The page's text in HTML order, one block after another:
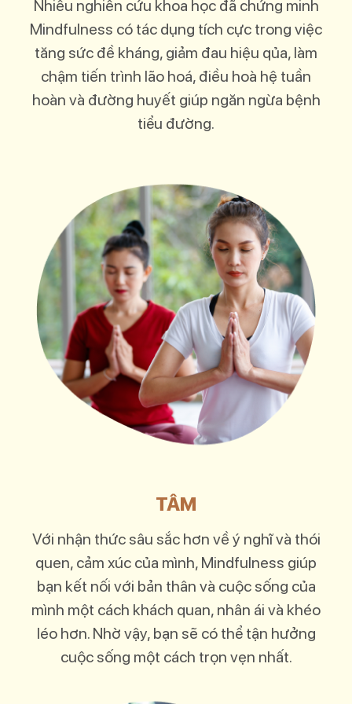
Nhiều nghiên cứu khoa học đã chứng minh
Mindfulness có tác dụng tích cực trong việc
tăng sức đề kháng, giảm đau hiệu qủa, làm
chậm tiến trình lão hoá, điều hoà hệ tuần
hoàn và đường huyết giúp ngăn ngừa bệnh
tiểu đường.
TÂM
Với nhận thức sâu sắc hơn về ý nghĩ và thói
quen, cảm xúc của mình, Mindfulness giúp
bạn kết nối với bản thân và cuộc sống của
mình một cách khách quan, nhân ái và khéo
léo hơn. Nhờ vậy, bạn sẽ có thể tận hưởng
cuộc sống một cách trọn vẹn nhất.